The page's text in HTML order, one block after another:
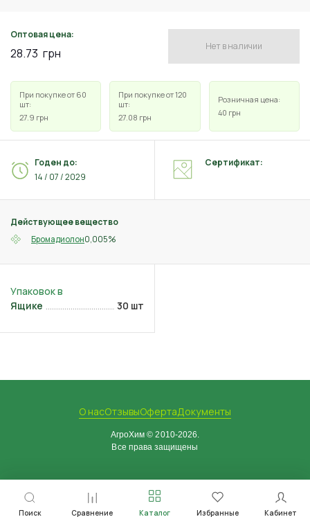
Поиск Сравнение Каталог Избранные Кабинет
Оптовая цена:
28.73 грн Нет в наличии
При покупке от 60
шт:
27.9 грн
При покупке от 120
шт:
27.08 грн
Розничная цена:
40 грн
Действующее вещество
Бромадиолон0,005%
Годен до:
14 / 07 / 2029
Сертификат:
Ящике 30 шт
О насОтзывыОфертаДокументы
АгроХим © 2010-2026.
Все права защищены